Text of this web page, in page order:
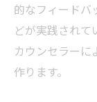
的なフィードバ
どが実践されて
カウンセラーに
作ります。